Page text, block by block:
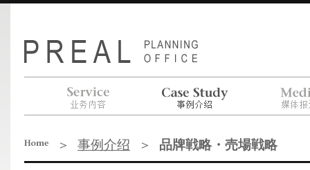
＞ 事例介绍 ＞ 品牌戦略・売場戦略